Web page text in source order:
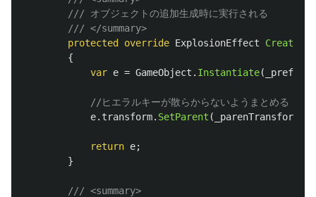
/// オブジェクトの追加生成時に実行される
/// </summary>
protected
override ExplosionEffect
{
var e = GameObject . Instantiate( _prefab
//ヒエラルキーが散らからないようまとめる
e. transform. SetParent ( _parenTransform
return e;
}
/// <summary>